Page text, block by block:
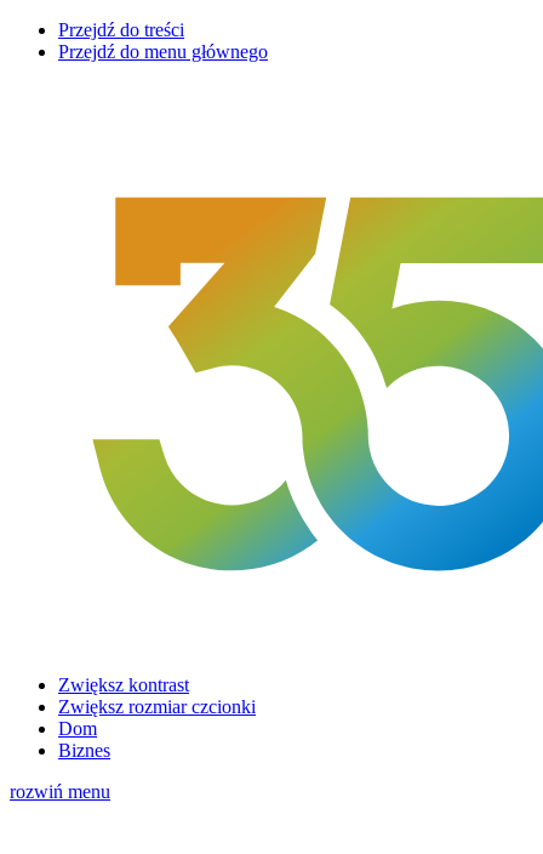
Przejdź do treści
Przejdź do menu głównego
Zwiększ kontrast
Zwiększ rozmiar czcionki
Dom
Biznes
rozwiń menu